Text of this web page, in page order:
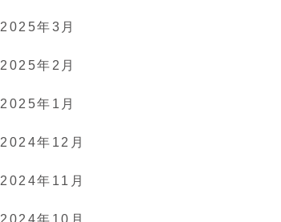
2025年3月
2025年2月
2025年1月
2024年12月
2024年11月